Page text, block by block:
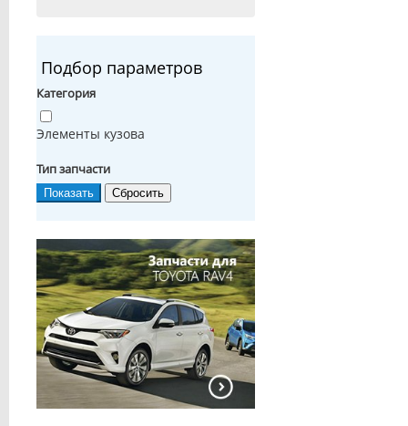
Подбор параметров
Категория
Элементы кузова
Тип запчасти